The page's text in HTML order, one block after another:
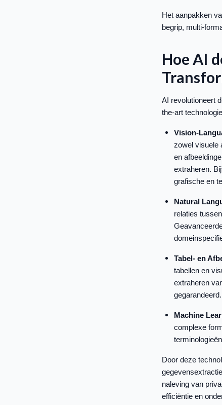
Het aanpakken
begrip, multi-
Hoe AI
AI revolutioneert
the-art
Vision-
zowel visuele
en
extraheren.
grafische en
Natural
relaties
Tabel- en
tabellen en
extraheren
gegarandeerd.
Machine
complexe
Door deze
naleving van
efficiëntie en